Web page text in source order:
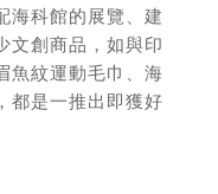
海科館的展覽、建
文創商品，如與印
魚紋運動毛巾、海
都是一推出即獲好